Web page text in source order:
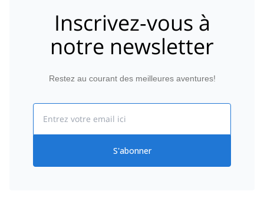
Inscrivez-vous à
notre newsletter
Restez au courant des meilleures aventures!
S'abonner